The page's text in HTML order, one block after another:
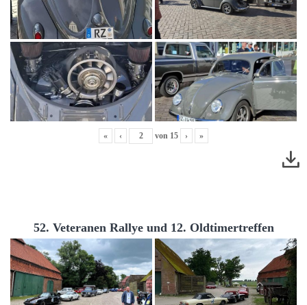
« ‹ von 15 › »
52. Veteranen Rallye und 12. Oldtimertreffen